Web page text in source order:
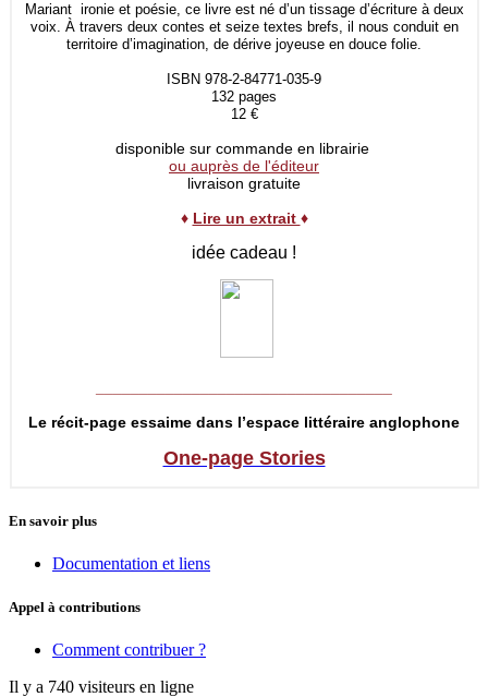
Mariant ironie et poésie, ce livre est né d’un tissage d’écriture à deux
voix. À travers deux contes et seize textes brefs, il nous conduit en
territoire d’imagination, de dérive joyeuse en douce folie.
ISBN 978-2-84771-035-9
132 pages
12 €
disponible sur commande en librairie
ou auprès de l'éditeur
livraison gratuite
♦ Lire un extrait ♦
idée cadeau !
Le récit-page essaime dans l’espace littéraire anglophone
One-page Stories
En savoir plus
Documentation et liens
Appel à contributions
Comment contribuer ?
Il y a 740 visiteurs en ligne